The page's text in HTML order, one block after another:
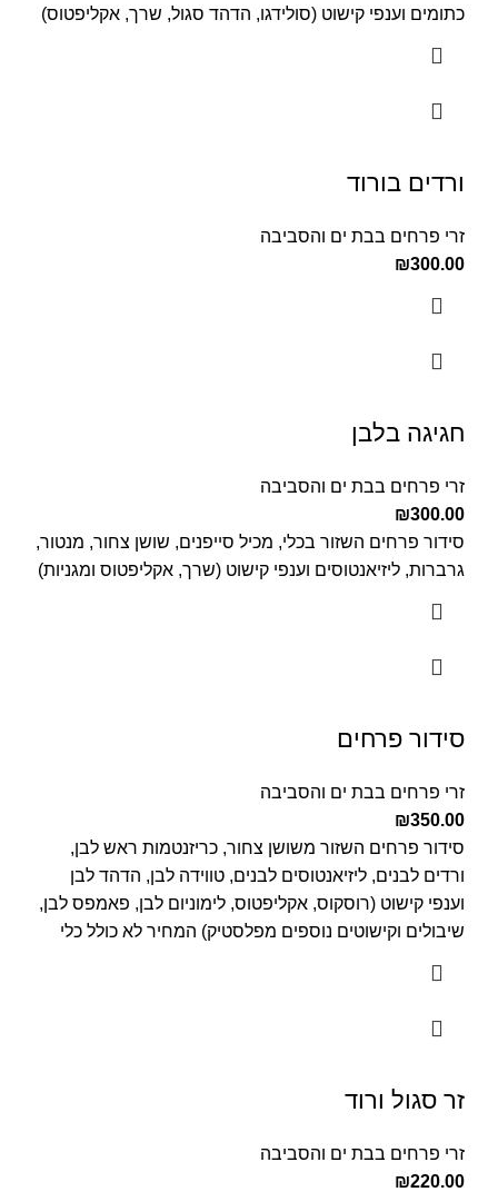
כתומים וענפי קישוט (סולידגו, הדהד סגול, שרך, אקליפטוס)
ורדים בורוד
זרי פרחים בבת ים והסביבה
₪300.00
חגיגה בלבן
זרי פרחים בבת ים והסביבה
₪300.00
סידור פרחים השזור בכלי, מכיל סייפנים, שושן צחור, מנטור,
גרברות, ליזיאנטוסים וענפי קישוט (שרך, אקליפטוס ומגניות)
סידור פרחים
זרי פרחים בבת ים והסביבה
₪350.00
סידור פרחים השזור משושן צחור, כריזנטמות ראש לבן,
ורדים לבנים, ליזיאנטוסים לבנים, טווידה לבן, הדהד לבן
וענפי קישוט (רוסקוס, אקליפטוס, לימוניום לבן, פאמפס לבן,
שיבולים וקישוטים נוספים מפלסטיק) המחיר לא כולל כלי
זר סגול ורוד
זרי פרחים בבת ים והסביבה
₪220.00